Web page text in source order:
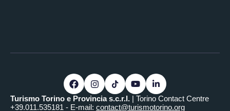
Turismo Torino e Provincia s.c.r.l. | Torino Contact Centre
+39.011.535181 - E-mail: contact@turismotorino.org